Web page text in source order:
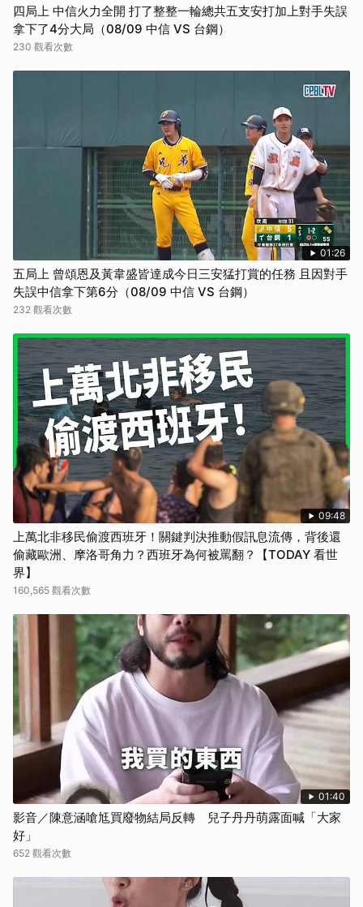
四局上 中信火力全開 打了整整一輪總共五支安打加上對手失誤
拿下了4分大局（08/09 中信 VS 台鋼）
230 觀看次數
01:26
五局上 曾頌恩及黃韋盛皆達成今日三安猛打賞的任務 且因對手
失誤中信拿下第6分（08/09 中信 VS 台鋼）
232 觀看次數
09:48
上萬北非移民偷渡西班牙！關鍵判決推動假訊息流傳，背後還
偷藏歐洲、摩洛哥角力？西班牙為何被罵翻？【TODAY 看世
界】
160,565 觀看次數
01:40
影音／陳意涵嗆尪買廢物結局反轉 兒子丹丹萌露面喊「大家
好」
652 觀看次數